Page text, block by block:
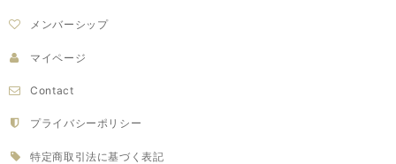
メンバーシップ
マイページ
Contact
プライバシーポリシー
特定商取引法に基づく表記